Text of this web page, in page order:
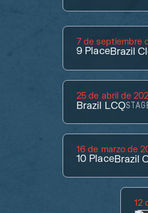
7 de septiembre
9 PlaceBrazil
25 de abril de
Brazil LCQ
16 de marzo de
10 PlaceBrazil
12